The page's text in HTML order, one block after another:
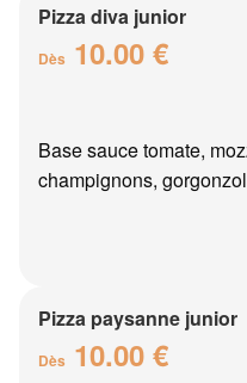
Pizza diva junior
Dès 10.00 €
Base sauce tomate,
champignons,
Pizza paysanne junior
Dès 10.00 €